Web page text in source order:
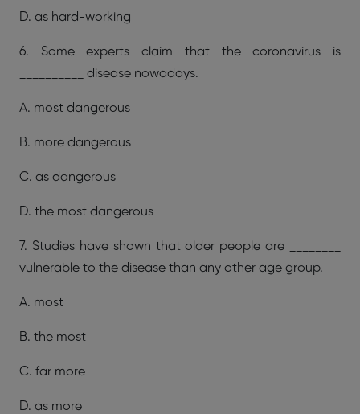
D. as hard-working
6. Some experts claim that the coronavirus is
__________ disease nowadays.
A. most dangerous
B. more dangerous
C. as dangerous
D. the most dangerous
7. Studies have shown that older people are ________
vulnerable to the disease than any other age group.
A. most
B. the most
C. far more
D. as more